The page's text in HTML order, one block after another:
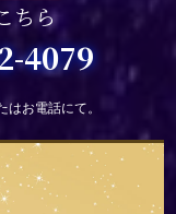
ちら
4079
はお電話にて。